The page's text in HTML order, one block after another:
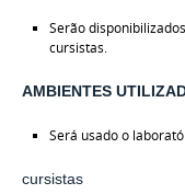
Serão
cursistas.
AMBIENTES
Será usado o
cursistas